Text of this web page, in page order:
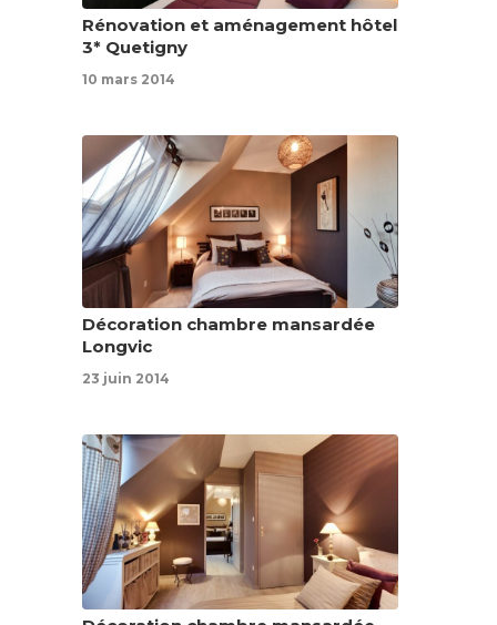
Rénovation et aménagement hôtel
3* Quetigny
10 mars 2014
Décoration chambre mansardée
Longvic
23 juin 2014